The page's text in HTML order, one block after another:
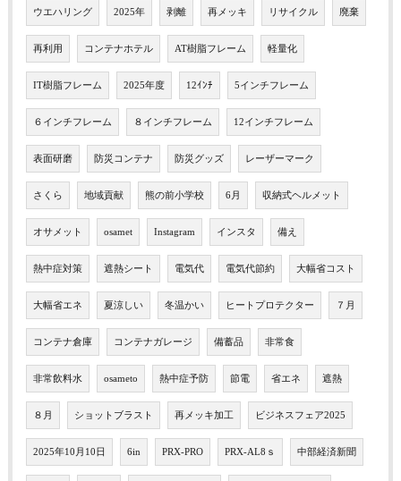
ウエハリング 2025年 剥離 再メッキ リサイクル 廃棄
再利用 コンテナホテル AT樹脂フレーム 軽量化
IT樹脂フレーム 2025年度 12ｲﾝﾁ 5インチフレーム
６インチフレーム ８インチフレーム 12インチフレーム
表面研磨 防災コンテナ 防災グッズ レーザーマーク
さくら 地域貢献 熊の前小学校 6月 収納式ヘルメット
オサメット osamet Instagram インスタ 備え
熱中症対策 遮熱シート 電気代 電気代節約 大幅省コスト
大幅省エネ 夏涼しい 冬温かい ヒートプロテクター ７月
コンテナ倉庫 コンテナガレージ 備蓄品 非常食
非常飲料水 osameto 熱中症予防 節電 省エネ 遮熱
８月 ショットブラスト 再メッキ加工 ビジネスフェア2025
2025年10月10日 6in PRX-PRO PRX-AL8ｓ 中部経済新聞